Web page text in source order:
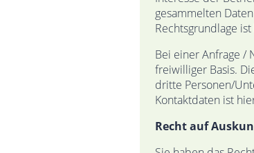
gesammelten
Rechtsgrundlage
Bei einer Anfrage /
freiwilliger Basis.
dritte Personen/
Kontaktdaten ist
Recht auf